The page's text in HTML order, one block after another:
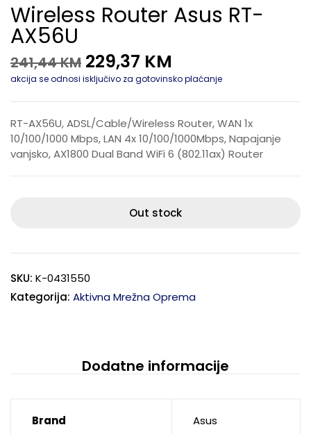
Wireless Router Asus RT-
AX56U
241,44KM 229,37 KM
akcija se odnosi isključivo za gotovinsko plaćanje
RT-AX56U, ADSL/Cable/Wireless Router, WAN 1x
10/100/1000 Mbps, LAN 4x 10/100/1000Mbps, Napajanje
vanjsko, AX1800 Dual Band WiFi 6 (802.11ax) Router
Out stock
SKU: K-0431550
Kategorija: Aktivna Mrežna Oprema
Dodatne informacije
Brand Asus